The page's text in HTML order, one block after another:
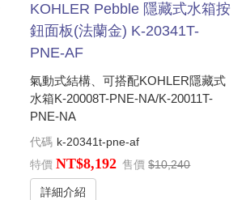
KOHLER Pebble 隱藏式水箱按
鈕面板(法蘭金) K-20341T-
PNE-AF
氣動式結構、可搭配KOHLER隱藏式
水箱K-20008T-PNE-NA/K-20011T-
PNE-NA
代碼 k-20341t-pne-af
特價 NT$8,192 售價 $10,240
詳細介紹